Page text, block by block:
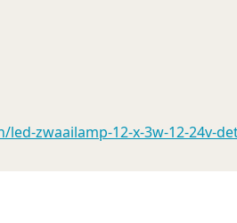
zwaailamp-12-x-3w-12-24v-